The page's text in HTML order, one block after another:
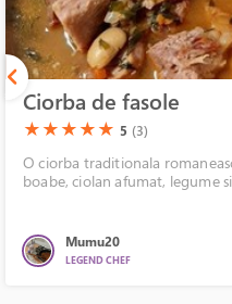
Ciorba de fasole
(*)
★(*)
★(*)
★(*)
★(*)
★ 5 (3)
O ciorba traditionala
boabe, ciolan afumat, legume
Mumu20
LEGEND CHEF